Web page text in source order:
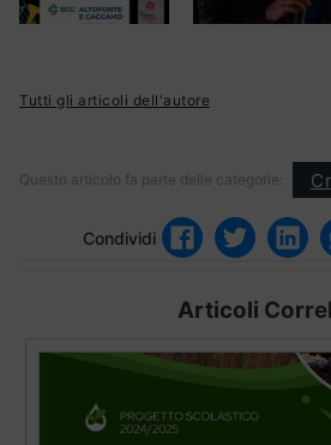
Tutti gli articoli dell'autore
Questo articolo fa parte delle categorie:
Condividi
Articoli